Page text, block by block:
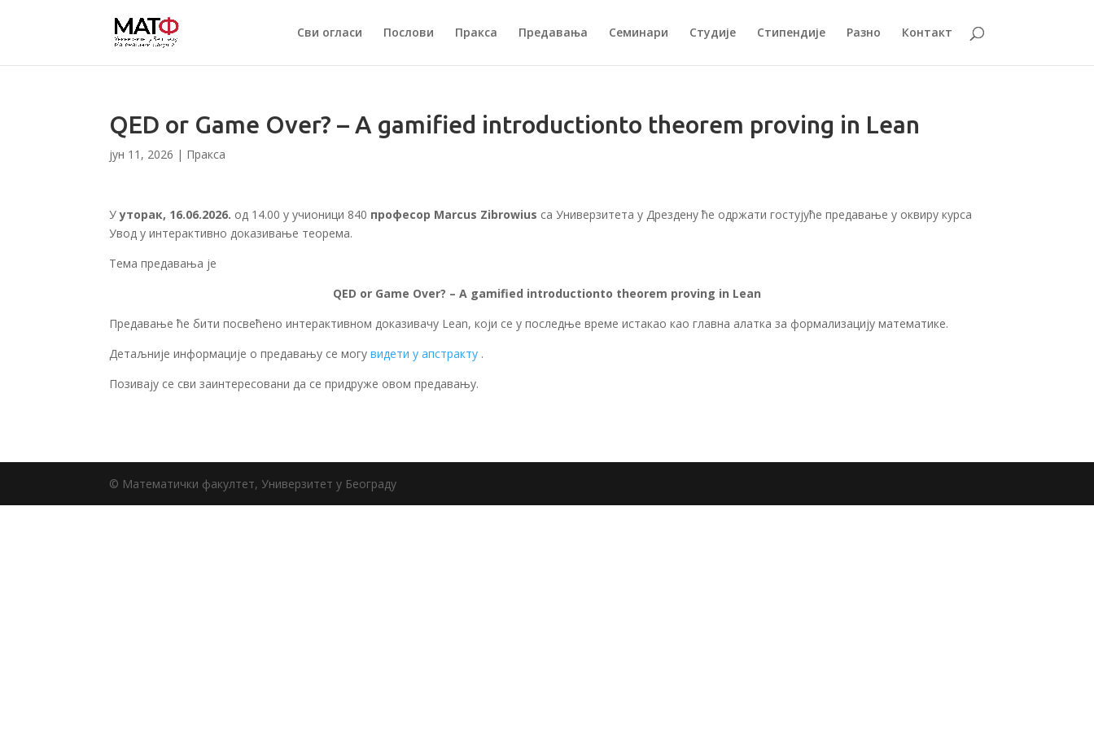
Сви огласи Послови Пракса Предавања Семинари Студије Стипендије Разно Контакт
QED or Game Over? – A gamified introductionto theorem proving in Lean
јун 11, 2026 | Пракса
Ууторак, 16.06.2026. од 14.00 у учионици 840 професор Marcus Zibrowius са Универзитета у Дрездену ће одржати гостујуће предавање у оквиру курса
Увод у интерактивно доказивање теорема.
Тема предавања је
QED or Game Over? – A gamified introductionto theorem proving in Lean
Предавање ће бити посвећено интерактивном доказивачу Lean, који се у последње време истакао као главна алатка за формализацију математике.
Детаљније информације о предавању се могувидети у апстракту .
Позивају се сви заинтересовани да се придруже овом предавању.
© Математички факултет, Универзитет у Београду